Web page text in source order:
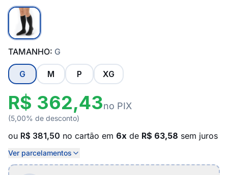
TAMANHO: G
G M P XG
R$ 362,43no PIX
(5,00% de desconto)
ou R$ 381,50 no cartão em 6x de R$ 63,58 sem juros
Ver parcelamentos